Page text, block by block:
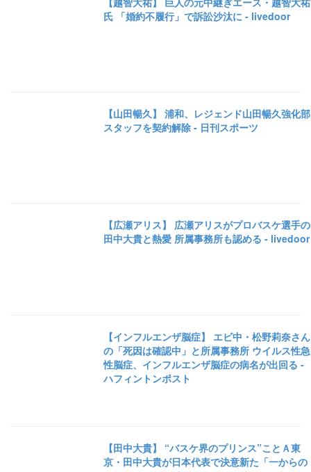
氏 「婚約不履行」で訴訟沙汰に - livedoor
【山田暢久】 浦和、レジェンド山田暢久強化部
スタッフを契約解除 - 日刊スポーツ
【広瀬アリス】 広瀬アリスがプロバスケ選手の
田中大貴と熱愛 所属事務所も認める - livedoor
【インフルエンザ脳症】 エビ中・松野莉奈さん
の「死因は確認中」と所属事務所 ウイルス性急
性脳症、インフルエンザ脳症の病名が出回る -
ハフィントンポスト
【田中大貴】 “バスケ界のプリンス”ことＡ東
京・田中大貴が日本代表で決意新た「一からの